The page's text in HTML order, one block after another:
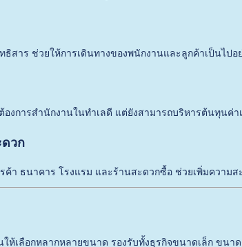
ธิสาร ช่วยให้การเดินทางของพนักงานและลูกค้าเป็นไปอ
องการสำนักงานในทำเลดี แต่ยังสามารถบริหารต้นทุนค่
ดวก
า ธนาคาร โรงแรม และร้านสะดวกซื้อ ช่วยเพิ่มความส
ให้เลือกหลากหลายขนาด รองรับทั้งธุรกิจขนาดเล็ก ขนา